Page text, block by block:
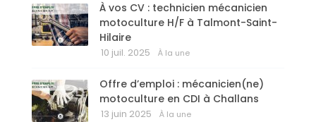
À vos CV : technicien mécanicien
motoculture H/F à Talmont-Saint-
Hilaire
10 juil. 2025 À la une
Offre d’emploi : mécanicien(ne)
motoculture en CDI à Challans
13 juin 2025 À la une